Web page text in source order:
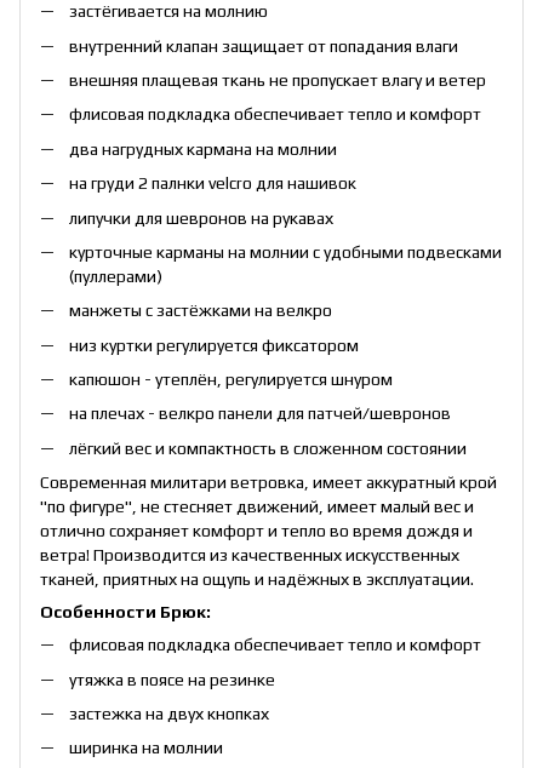
застёгивается на молнию
внутренний клапан защищает от попадания влаги
внешняя плащевая ткань не пропускает влагу и ветер
флисовая подкладка обеспечивает тепло и комфорт
два нагрудных кармана на молнии
на груди 2 палнки velcro для нашивок
липучки для шевронов на рукавах
курточные карманы на молнии с удобными подвесками
(пуллерами)
манжеты с застёжками на велкро
низ куртки регулируется фиксатором
капюшон - утеплён, регулируется шнуром
на плечах - велкро панели для патчей/шевронов
лёгкий вес и компактность в сложенном состоянии
Современная милитари ветровка, имеет аккуратный крой
"по фигуре", не стесняет движений, имеет малый вес и
отлично сохраняет комфорт и тепло во время дождя и
ветра! Производится из качественных искусственных
тканей, приятных на ощупь и надёжных в эксплуатации.
Особенности Брюк:
флисовая подкладка обеспечивает тепло и комфорт
утяжка в поясе на резинке
застежка на двух кнопках
ширинка на молнии